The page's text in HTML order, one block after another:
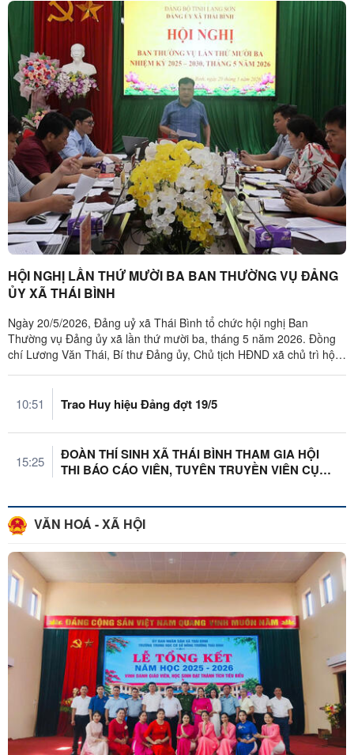
HỘI NGHỊ LẦN THỨ MƯỜI BA BAN THƯỜNG VỤ ĐẢNG
ỦY XÃ THÁI BÌNH
Ngày 20/5/2026, Đảng uỷ xã Thái Bình tổ chức hội nghị Ban
Thường vụ Đảng ủy xã lần thứ mười ba, tháng 5 năm 2026. Đồng
chí Lương Văn Thái, Bí thư Đảng ủy, Chủ tịch HĐND xã chủ trì hội
10:51 Trao Huy hiệu Đảng đợt 19/5
15:25
ĐOÀN THÍ SINH XÃ THÁI BÌNH THAM GIA HỘI
THI BÁO CÁO VIÊN, TUYÊN TRUYỀN VIÊN CỤM
VĂN HOÁ - XÃ HỘI